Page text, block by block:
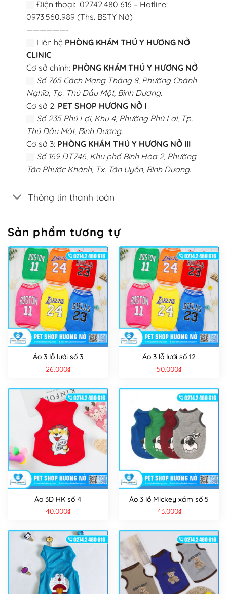
Điện thoại: 02742.480 616 – Hotline:
0973.560.989 (Ths. BSTY Nở)
——————-
Liên hệ PHÒNG KHÁM THÚ Y HƯƠNG NỞ
CLINIC
Cơ sở chính: PHÒNG KHÁM THÚ Y HƯƠNG NỞ
Số 765 Cách Mạng Tháng 8, Phường Chánh
Nghĩa, Tp. Thủ Dầu Một, Bình Dương.
Cơ sở 2: PET SHOP HƯƠNG NỞ I
Số 235 Phú Lợi, Khu 4, Phường Phú Lợi, Tp.
Thủ Dầu Một, Bình Dương.
Cơ sở 3: PHÒNG KHÁM THÚ Y HƯƠNG NỞ III
Số 169 DT746, Khu phố Bình Hòa 2, Phường
Tân Phước Khánh, Tx. Tân Uyên, Bình Dương.
Thông tin thanh toán
Sản phẩm tương tự
Áo 3 lỗ lưới số 3
26.000₫
Áo 3 lỗ lưới số 12
50.000₫
Áo 3D HK số 4
40.000₫
Áo 3 lỗ Mickey xám số 5
43.000₫